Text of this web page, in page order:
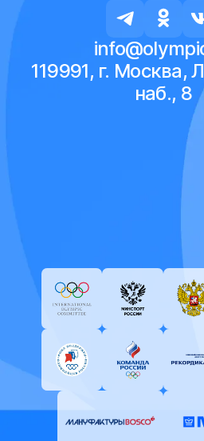
119991, г. Москва,
наб., 8